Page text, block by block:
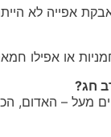
אפייה לא הייתה
או אפילו
חג?
מעל – האדום,